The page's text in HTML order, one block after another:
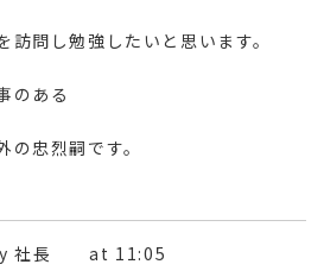
問し勉強したいと思います。
のある
忠烈嗣です。
社長 at 11:05